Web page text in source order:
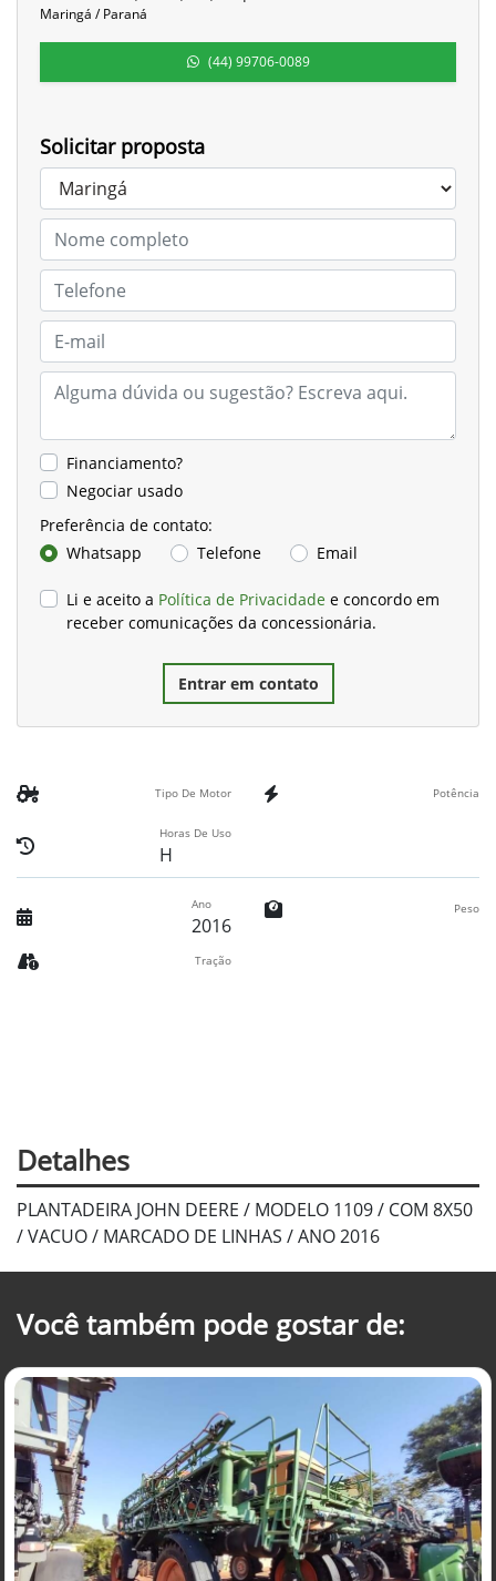
Maringá / Paraná
(44) 99706-0089
Solicitar proposta
Financiamento?
Negociar usado
Preferência de contato:
Whatsapp
Telefone Email
Li e aceito a Política de Privacidade e concordo em
receber comunicações da concessionária.
Entrar em contato
Tipo De Motor Potência
Horas De Uso
H
Ano
2016
Peso
Tração
Detalhes
PLANTADEIRA JOHN DEERE / MODELO 1109 / COM 8X50
/ VACUO / MARCADO DE LINHAS / ANO 2016
Você também pode gostar de: